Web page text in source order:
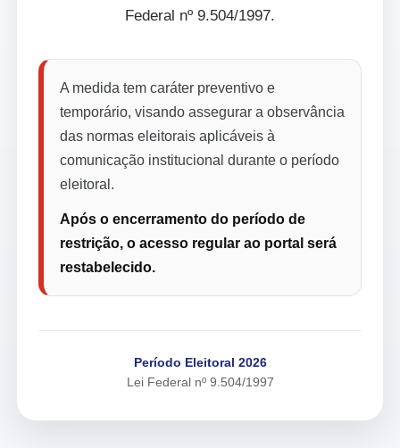
Federal nº 9.504/1997.
A medida tem caráter preventivo e
temporário, visando assegurar a observância
das normas eleitorais aplicáveis à
comunicação institucional durante o período
eleitoral.
Após o encerramento do período de
restrição, o acesso regular ao portal será
restabelecido.
Período Eleitoral 2026
Lei Federal nº 9.504/1997